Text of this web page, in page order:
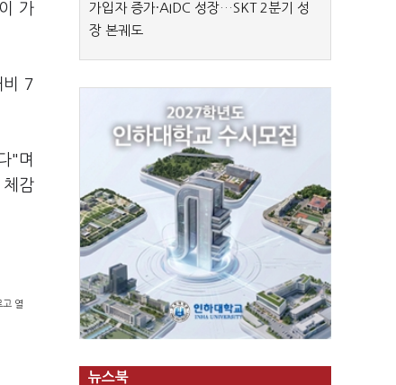
가
비 7
"며
감
열
가입자 증가·AIDC 성장…SKT 2분기 성
장 본궤도
뉴스북